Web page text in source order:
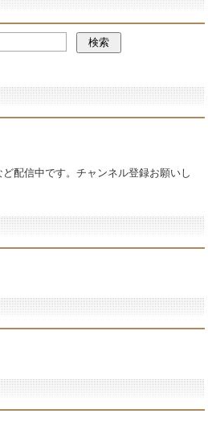
配信中です。チャンネル登録お願いし